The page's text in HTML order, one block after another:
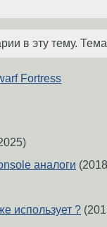
в эту тему.
Fortress
аналоги
использует ?